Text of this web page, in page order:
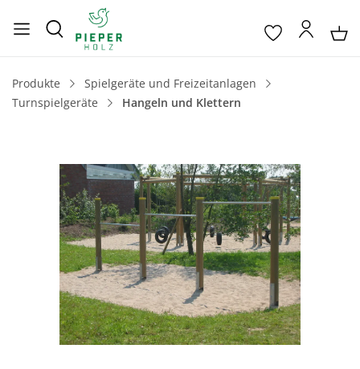
Produkte
Spielgeräte und Freizeitanlagen
Turnspielgeräte
Hangeln und Klettern
Bildergalerie überspringen